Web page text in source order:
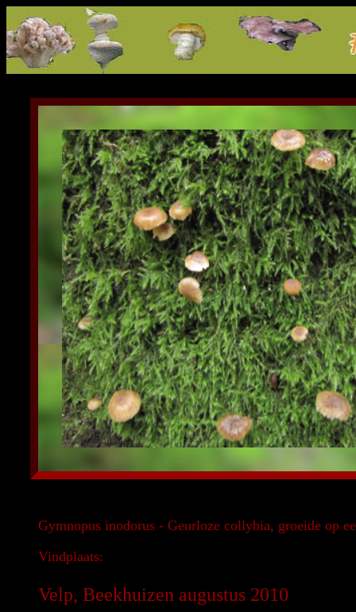
Gymnopus inodorus - Geurloze collybia, groeide op
Vindplaats:
Velp, Beekhuizen augustus 2010